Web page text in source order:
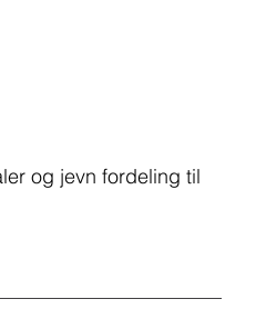
og jevn fordeling til